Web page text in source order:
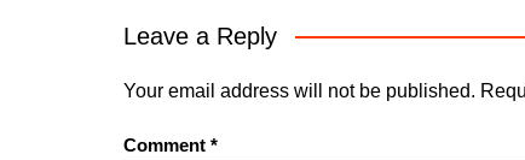
Leave a Reply
Your email address will not be published.
Comment *